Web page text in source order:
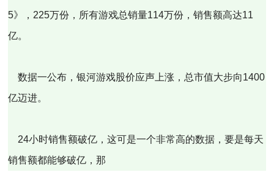
5》，225万份，所有游戏总销量114万份，销售额高达11
亿。
数据一公布，银河游戏股价应声上涨，总市值大步向1400
亿迈进。
24小时销售额破亿，这可是一个非常高的数据，要是每天
销售额都能够破亿，那